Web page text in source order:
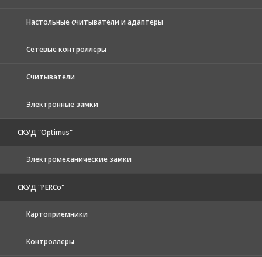
Настольные считыватели и адаптеры
Сетевые контроллеры
Считыватели
Электронные замки
СКУД "Optimus"
Электромеханические замки
СКУД "PERCo"
Картоприемники
Контроллеры